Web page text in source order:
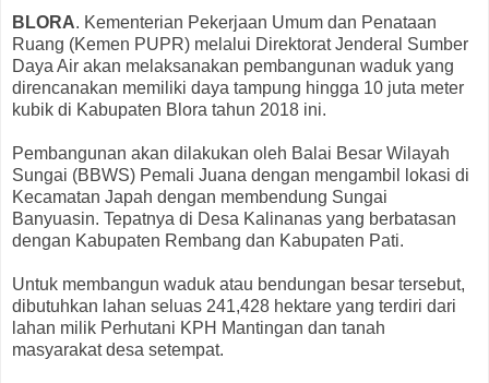
BLORA. Kementerian Pekerjaan Umum dan Penataan
Ruang (Kemen PUPR) melalui Direktorat Jenderal Sumber
Daya Air akan melaksanakan pembangunan waduk yang
direncanakan memiliki daya tampung hingga 10 juta meter
kubik di Kabupaten Blora tahun 2018 ini.
Pembangunan akan dilakukan oleh Balai Besar Wilayah
Sungai (BBWS) Pemali Juana dengan mengambil lokasi di
Kecamatan Japah dengan membendung Sungai
Banyuasin. Tepatnya di Desa Kalinanas yang berbatasan
dengan Kabupaten Rembang dan Kabupaten Pati.
Untuk membangun waduk atau bendungan besar tersebut,
dibutuhkan lahan seluas 241,428 hektare yang terdiri dari
lahan milik Perhutani KPH Mantingan dan tanah
masyarakat desa setempat.